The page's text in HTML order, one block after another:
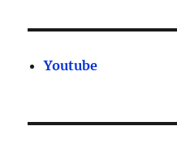
Youtube